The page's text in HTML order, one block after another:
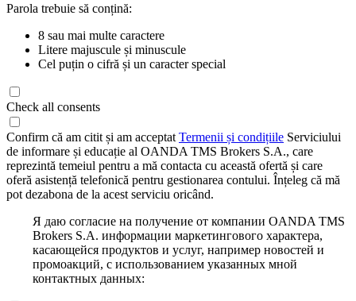
Parola trebuie să conțină:
8 sau mai multe caractere
Litere majuscule și minuscule
Cel puțin o cifră și un caracter special
Check all consents
Confirm că am citit și am acceptat Termenii și condițiile Serviciului
de informare și educație al OANDA TMS Brokers S.A., care
reprezintă temeiul pentru a mă contacta cu această ofertă și care
oferă asistență telefonică pentru gestionarea contului. Înțeleg că mă
pot dezabona de la acest serviciu oricând.
Я даю согласие на получение от компании OANDA TMS
Brokers S.A. информации маркетингового характера,
касающейся продуктов и услуг, например новостей и
промоакций, с использованием указанных мной
контактных данных: